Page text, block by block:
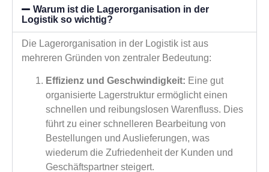
Warum ist die Lagerorganisation in der
Logistik so wichtig?
Die Lagerorganisation in der Logistik ist aus
mehreren Gründen von zentraler Bedeutung:
Effizienz und Geschwindigkeit: Eine gut
organisierte Lagerstruktur ermöglicht einen
schnellen und reibungslosen Warenfluss. Dies
führt zu einer schnelleren Bearbeitung von
Bestellungen und Auslieferungen, was
wiederum die Zufriedenheit der Kunden und
Geschäftspartner steigert.